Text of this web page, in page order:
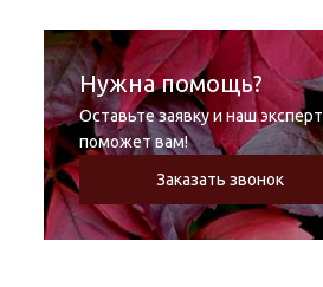
Нужна помощь?
Оставьте заявку и наш эксперт
поможет вам!
Заказать звонок